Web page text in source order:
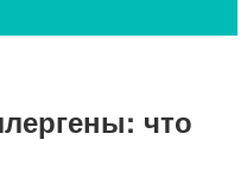
что